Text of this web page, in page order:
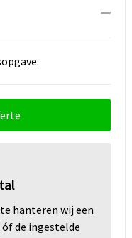
hanteren wij een
óf de ingestelde